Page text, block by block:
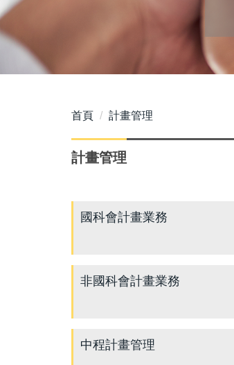
首頁 計畫管理
計畫管理
國科會計畫業務
非國科會計畫業務
中程計畫管理